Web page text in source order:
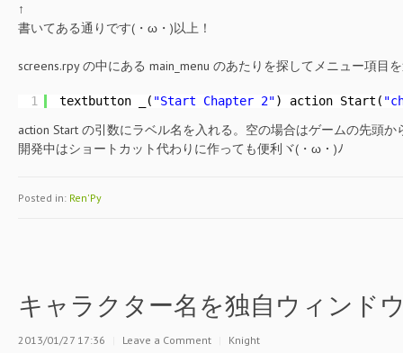
↑
書いてある通りです(・ω・)以上！
screens.rpy の中にある main_menu のあたりを探してメニュー項目
1 textbutton _( "Start Chapter 2") action Start(
action Start の引数にラベル名を入れる。空の場合はゲームの先頭か
開発中はショートカット代わりに作っても便利ヾ(・ω・)ﾉ
Posted in: Ren'Py
キャラクター名を独自ウィンド
2013/01/27 17:36 Leave a Comment Knight